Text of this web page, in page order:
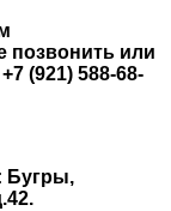
или
(921) 588-68-
Бугры,